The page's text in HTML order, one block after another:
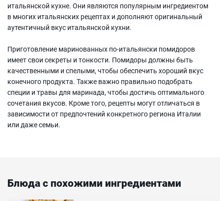
итальянской кухне. Они являются популярным ингредиентом
в многих итальянских рецептах и дополняют оригинальный
аутентичный вкус итальянской кухни.
Приготовление маринованных по-итальянски помидоров
имеет свои секреты и тонкости. Помидоры должны быть
качественными и спелыми, чтобы обеспечить хороший вкус
конечного продукта. Также важно правильно подобрать
специи и травы для маринада, чтобы достичь оптимального
сочетания вкусов. Кроме того, рецепты могут отличаться в
зависимости от предпочтений конкретного региона Италии
или даже семьи.
Блюда с похожими ингредиентами